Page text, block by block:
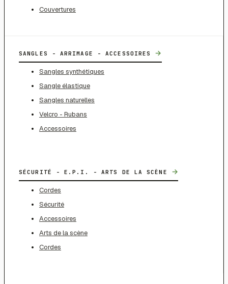
Couvertures
SANGLES - ARRIMAGE - ACCESSOIRES →
Sangles synthétiques
Sangle élastique
Sangles naturelles
Velcro - Rubans
Accessoires
SÉCURITÉ - E.P.I. - ARTS DE LA SCÈNE →
Cordes
Sécurité
Accessoires
Arts de la scène
Cordes